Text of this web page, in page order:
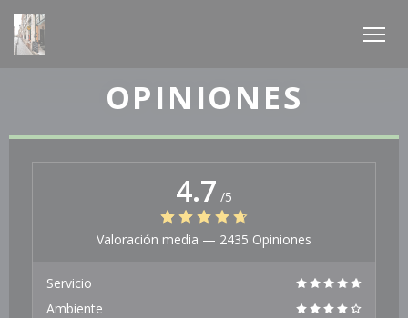
Personalización de sus opciones de cookies
OPINIONES
4.7 /5
Valoración media — 2435 Opiniones
Servicio
Ambiente